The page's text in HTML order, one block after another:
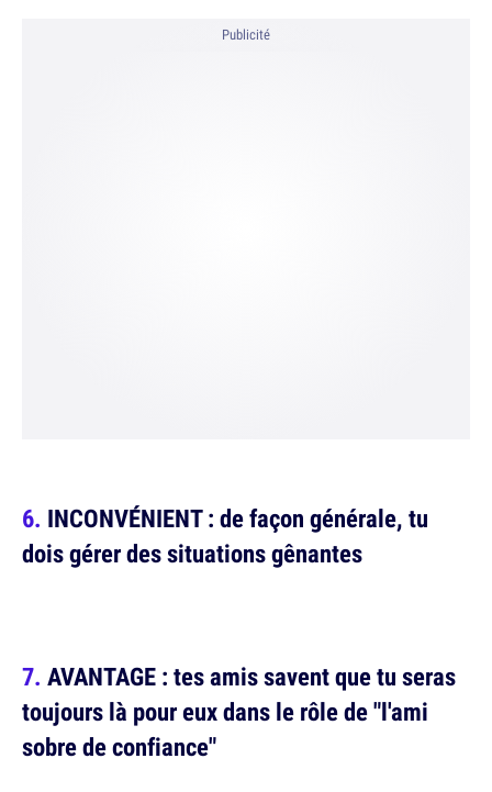
Publicité
INCONVÉNIENT : de façon générale, tu
dois gérer des situations gênantes
AVANTAGE : tes amis savent que tu seras
toujours là pour eux dans le rôle de "l'ami
sobre de confiance"